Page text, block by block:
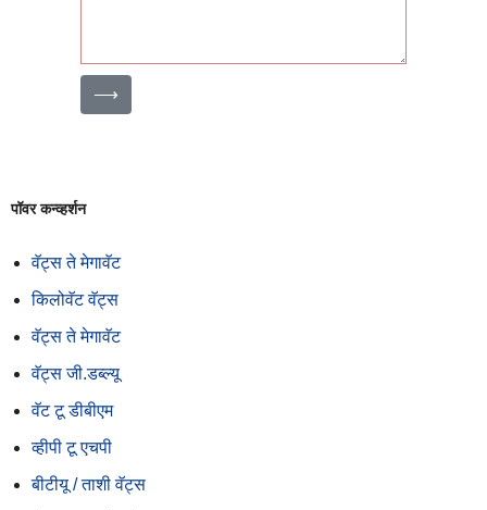
⟶
पॉवर कन्व्हर्शन
वॅट्स ते मेगावॅट
किलोवॅट वॅट्स
वॅट्स ते मेगावॅट
वॅट्स जी.डब्ल्यू
वॅट टू डीबीएम
व्हीपी टू एचपी
बीटीयू / ताशी वॅट्स